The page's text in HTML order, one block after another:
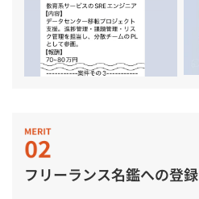
フリーランス名鑑への登録